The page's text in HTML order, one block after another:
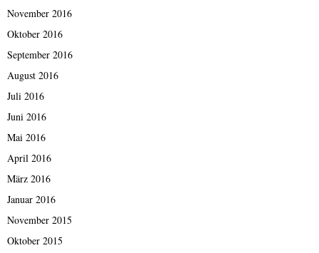
November 2016
Oktober 2016
September 2016
August 2016
Juli 2016
Juni 2016
Mai 2016
April 2016
März 2016
Januar 2016
November 2015
Oktober 2015